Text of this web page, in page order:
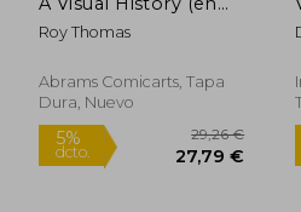
Inglés)
Roy Thomas
Abrams Comicarts, Tapa
Dura, Nuevo